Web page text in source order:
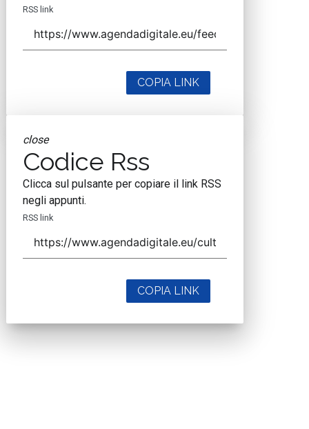
RSS link
COPIA LINK
close
Codice Rss
Clicca sul pulsante per copiare il link RSS
negli appunti.
RSS link
COPIA LINK